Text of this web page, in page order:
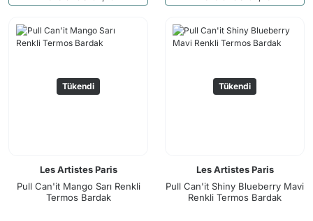
Tükendi
Les Artistes Paris
Pull Can'it Mango Sarı Renkli
Termos Bardak
Tükendi
Les Artistes Paris
Pull Can'it Shiny Blueberry Mavi
Renkli Termos Bardak